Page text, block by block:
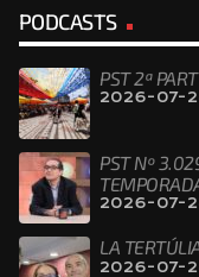
PODCASTS
PST 2ª
2026-07-
PST Nº
2026-07-
LA
2026-07-